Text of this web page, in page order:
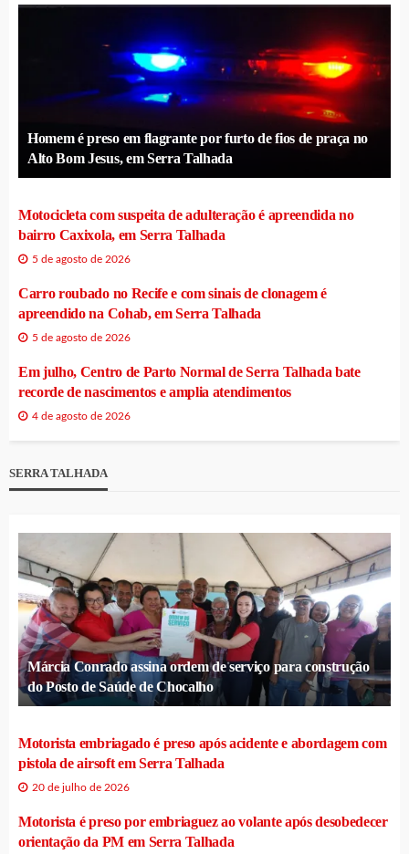
Homem é preso em flagrante por furto de fios de praça no
Alto Bom Jesus, em Serra Talhada
Motocicleta com suspeita de adulteração é apreendida no
bairro Caxixola, em Serra Talhada
5 de agosto de 2026
Carro roubado no Recife e com sinais de clonagem é
apreendido na Cohab, em Serra Talhada
5 de agosto de 2026
Em julho, Centro de Parto Normal de Serra Talhada bate
recorde de nascimentos e amplia atendimentos
4 de agosto de 2026
SERRA TALHADA
Márcia Conrado assina ordem de serviço para construção
do Posto de Saúde de Chocalho
Motorista embriagado é preso após acidente e abordagem com
pistola de airsoft em Serra Talhada
20 de julho de 2026
Motorista é preso por embriaguez ao volante após desobedecer
orientação da PM em Serra Talhada